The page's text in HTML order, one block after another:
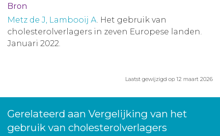
Bron
Metz de J, Lambooij A. Het gebruik van
cholesterolverlagers in zeven Europese landen.
Januari 2022.
Laatst gewijzigd op 12 maart 2026
Gerelateerd aan Vergelijking van het
gebruik van cholesterolverlagers